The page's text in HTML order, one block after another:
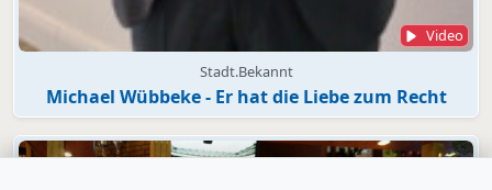
Video
Stadt.Bekannt
Michael Wübbeke - Er hat die Liebe zum Recht